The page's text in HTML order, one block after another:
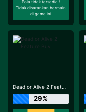
Pola tidak tersedia !
Tidak disarankan bermain
di game ini
Dead or Alive 2 Feature Buy
29%